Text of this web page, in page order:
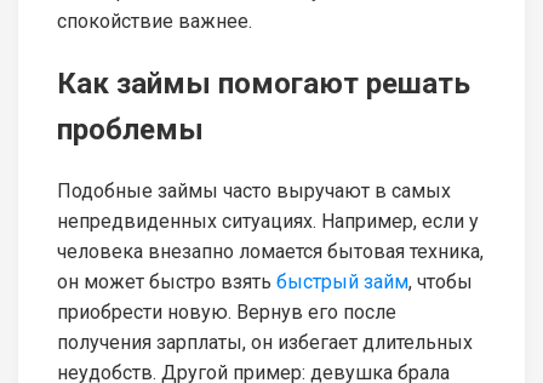
спокойствие важнее.
Как займы помогают решать
проблемы
Подобные займы часто выручают в самых
непредвиденных ситуациях. Например, если у
человека внезапно ломается бытовая техника,
он может быстро взять быстрый займ, чтобы
приобрести новую. Вернув его после
получения зарплаты, он избегает длительных
неудобств. Другой пример: девушка брала